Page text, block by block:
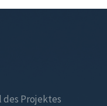
des Projektes